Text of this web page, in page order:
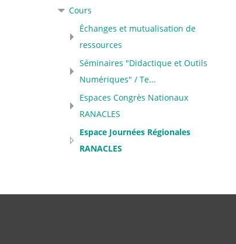
Cours
Échanges et mutualisation de
ressources
Séminaires "Didactique et Outils
Numériques" / Te...
Espaces Congrès Nationaux
RANACLES
Espace Journées Régionales
RANACLES